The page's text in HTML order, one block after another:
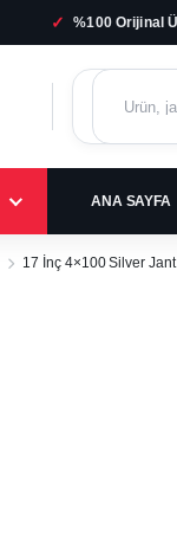
✓ %100 Orijinal
ANA SAYFA
17 İnç 4×100 Silver